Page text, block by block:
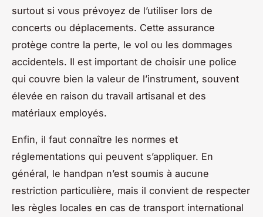
surtout si vous prévoyez de l’utiliser lors de
concerts ou déplacements. Cette assurance
protège contre la perte, le vol ou les dommages
accidentels. Il est important de choisir une police
qui couvre bien la valeur de l’instrument, souvent
élevée en raison du travail artisanal et des
matériaux employés.
Enfin, il faut connaître les normes et
réglementations qui peuvent s’appliquer. En
général, le handpan n’est soumis à aucune
restriction particulière, mais il convient de respecter
les règles locales en cas de transport international